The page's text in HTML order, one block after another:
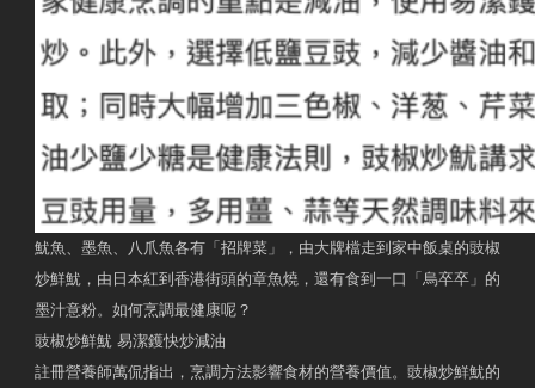
魷魚、墨魚、八爪魚各有「招牌菜」，由大牌檔走到家中飯桌的豉椒
炒鮮魷，由日本紅到香港街頭的章魚燒，還有食到一口「烏卒卒」的
墨汁意粉。如何烹調最健康呢？
豉椒炒鮮魷 易潔鑊快炒減油
註冊營養師萬侃指出，烹調方法影響食材的營養價值。豉椒炒鮮魷的